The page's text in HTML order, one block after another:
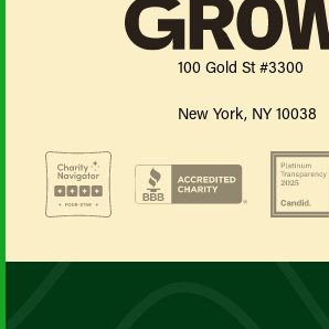
100 Gold St #3300
New York, NY 10038